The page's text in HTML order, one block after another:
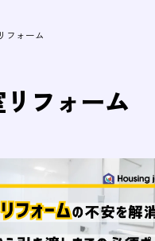
フォーム
フォーム